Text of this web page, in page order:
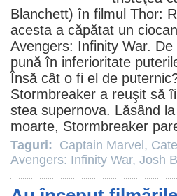
Blanchett) în filmul Thor:
acesta a căpătat un
Avengers: Infinity War. De
pună în inferioritate
Însă cât o fi el de
Stormbreaker a reuşit să
stea supernova. Lăsând
moarte, Stormbreaker
Taguri: Captain Marvel ,
Avengers: Infinity War, Josh